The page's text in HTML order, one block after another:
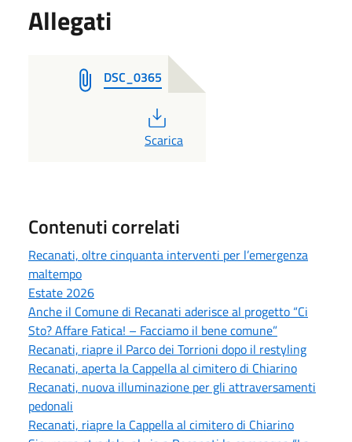
Allegati
DSC_0365
PDF
Scarica
Contenuti correlati
Recanati, oltre cinquanta interventi per l’emergenza
maltempo
Estate 2026
Anche il Comune di Recanati aderisce al progetto “Ci
Sto? Affare Fatica! – Facciamo il bene comune”
Recanati, riapre il Parco dei Torrioni dopo il restyling
Recanati, aperta la Cappella al cimitero di Chiarino
Recanati, nuova illuminazione per gli attraversamenti
pedonali
Recanati, riapre la Cappella al cimitero di Chiarino